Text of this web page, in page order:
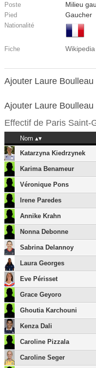
Poste Milieu
Pied Gaucher
Nationalité
Fiche Wikipedia
Ajouter Laure
Ajouter Laure
Effectif de Paris Saint-
Nom
Katarzyna Kiedrzynek
Karima Benameur
Véronique Pons
Irene Paredes
Annike Krahn
Nonna Debonne
Sabrina Delannoy
Laura Georges
Eve Périsset
Grace Geyoro
Ghoutia Karchouni
Kenza Dali
Caroline Pizzala
Caroline Seger